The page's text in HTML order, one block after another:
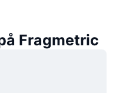
Fragmetric